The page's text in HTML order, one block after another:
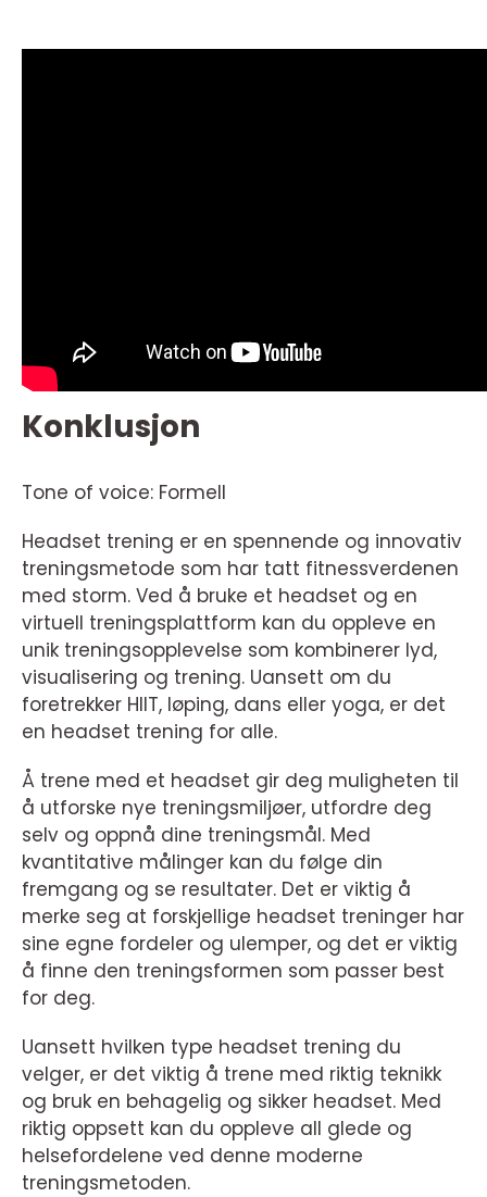
Konklusjon
Tone of voice: Formell
Headset trening er en spennende og innovativ
treningsmetode som har tatt fitnessverdenen
med storm. Ved å bruke et headset og en
virtuell treningsplattform kan du oppleve en
unik treningsopplevelse som kombinerer lyd,
visualisering og trening. Uansett om du
foretrekker HIIT, løping, dans eller yoga, er det
en headset trening for alle.
Å trene med et headset gir deg muligheten til
å utforske nye treningsmiljøer, utfordre deg
selv og oppnå dine treningsmål. Med
kvantitative målinger kan du følge din
fremgang og se resultater. Det er viktig å
merke seg at forskjellige headset treninger har
sine egne fordeler og ulemper, og det er viktig
å finne den treningsformen som passer best
for deg.
Uansett hvilken type headset trening du
velger, er det viktig å trene med riktig teknikk
og bruk en behagelig og sikker headset. Med
riktig oppsett kan du oppleve all glede og
helsefordelene ved denne moderne
treningsmetoden.